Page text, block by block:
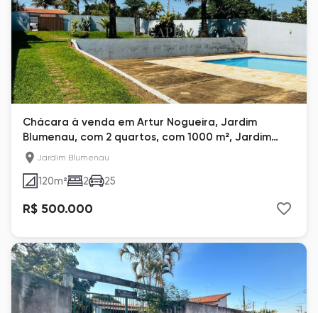
Chácara à venda em Artur Nogueira, Jardim
Blumenau, com 2 quartos, com 1000 m², Jardim
Blumenau
Jardim Blumenau
120m² 2 25
R$ 500.000